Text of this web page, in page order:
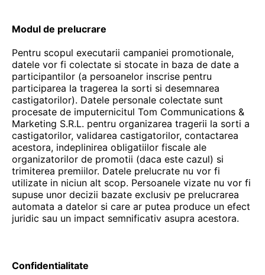
Modul de prelucrare
Pentru scopul executarii campaniei promotionale,
datele vor fi colectate si stocate in baza de date a
participantilor (a persoanelor inscrise pentru
participarea la tragerea la sorti si desemnarea
castigatorilor). Datele personale colectate sunt
procesate de imputernicitul Tom Communications &
Marketing S.R.L. pentru organizarea tragerii la sorti a
castigatorilor, validarea castigatorilor, contactarea
acestora, indeplinirea obligatiilor fiscale ale
organizatorilor de promotii (daca este cazul) si
trimiterea premiilor. Datele prelucrate nu vor fi
utilizate in niciun alt scop. Persoanele vizate nu vor fi
supuse unor decizii bazate exclusiv pe prelucrarea
automata a datelor si care ar putea produce un efect
juridic sau un impact semnificativ asupra acestora.
Confidentialitate